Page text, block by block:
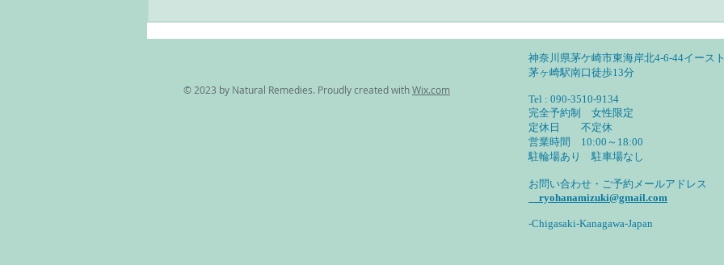
然
© 2023 by Natural Remedies. Proudly created withWix.com
神奈川県茅ケ崎市東海岸北4-6-44イース
茅ヶ崎駅南口徒歩13分
Tel : 090-3510-9134
完全予約制 女性限定
定休日 不定休
営業時間 10:00～18:00
​駐輪場あり 駐車場なし
お問い合わせ・ご予約メールアドレス
ryohanamizuki@gmail.com
-Chigasaki-Kanagawa-Japan